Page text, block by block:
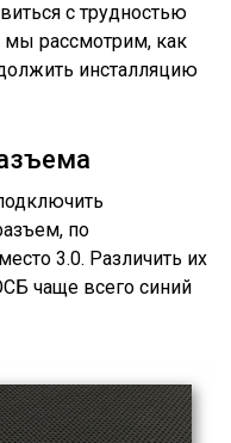
с трудностью
мы рассмотрим, как
инсталляцию
по
3.0. Различить их
чаще всего синий